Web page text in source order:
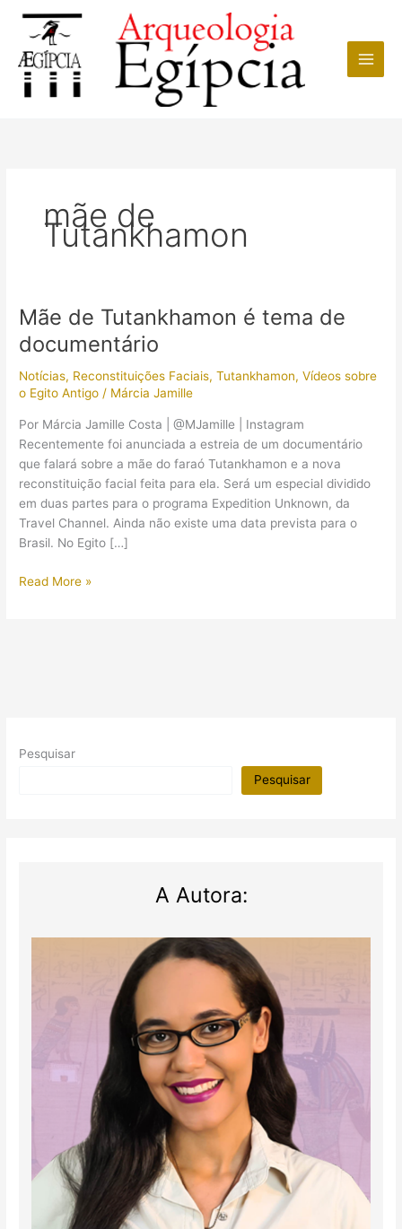
conteúdo
mãe de
Tutankhamon
Mãe de Tutankhamon é tema de
documentário
Notícias, Reconstituições Faciais,Tutankhamon,Vídeos sobre
o Egito Antigo / Márcia Jamille
Por Márcia Jamille Costa | @MJamille | Instagram
Recentemente foi anunciada a estreia de um documentário
que falará sobre a mãe do faraó Tutankhamon e a nova
reconstituição facial feita para ela. Será um especial dividido
em duas partes para o programa Expedition Unknown, da
Travel Channel. Ainda não existe uma data prevista para o
Brasil. No Egito […]
Mãe
Read More »
Pesquisar
Pesquisar
A Autora: